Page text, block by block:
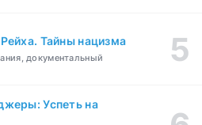
Тайны нацизма
документальный
Успеть на